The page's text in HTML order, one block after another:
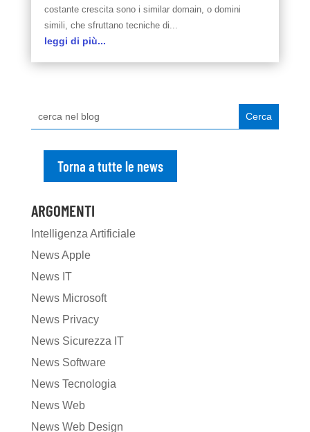
costante crescita sono i similar domain, o domini
simili, che sfruttano tecniche di...
leggi di più...
Torna a tutte le news
ARGOMENTI
Intelligenza Artificiale
News Apple
News IT
News Microsoft
News Privacy
News Sicurezza IT
News Software
News Tecnologia
News Web
News Web Design